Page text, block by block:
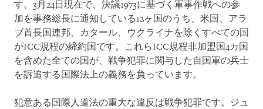
す。3月24日現在で、決議1973に基づく軍事作戦への参
加を事務総長に通知している12ヶ国のうち、米国、アラ
ブ首長国連邦、カタール、ウクライナを除くすべての国
がICC規程の締約国です。これらICC規程非加盟国4カ国
を含めた全ての国が、戦争犯罪に関与した自国軍の兵士
を訴追する国際法上の義務を負っています。
犯意ある国際人道法の重大な違反は戦争犯罪です。ジュ